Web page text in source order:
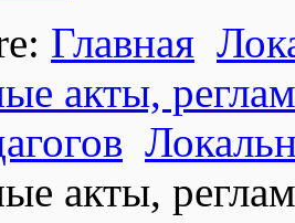
Главная
акты,
акты,